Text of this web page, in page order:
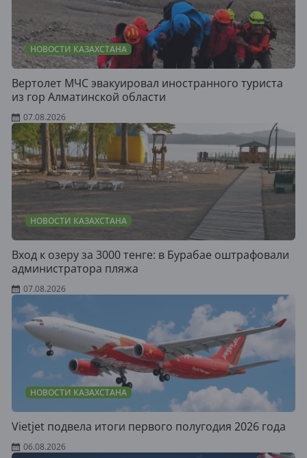
НОВОСТИ КАЗАХСТАНА
Вертолет МЧС эвакуировал иностранного туриста
из гор Алматинской области
07.08.2026
НОВОСТИ КАЗАХСТАНА
Вход к озеру за 3000 тенге: в Бурабае оштрафовали
администратора пляжа
07.08.2026
НОВОСТИ КАЗАХСТАНА
Vietjet подвела итоги первого полугодия 2026 года
06.08.2026